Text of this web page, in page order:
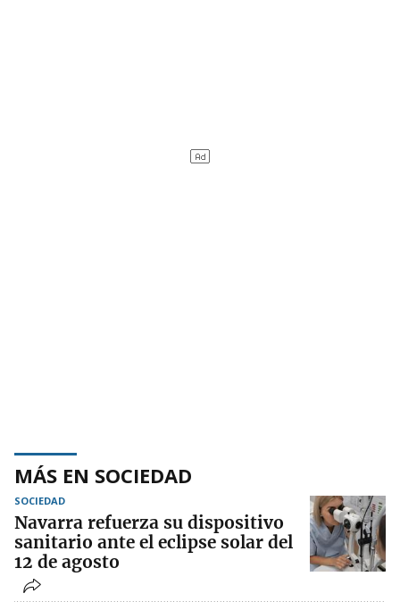
MÁS EN SOCIEDAD
SOCIEDAD
Navarra refuerza su dispositivo
sanitario ante el eclipse solar del
12 de agosto